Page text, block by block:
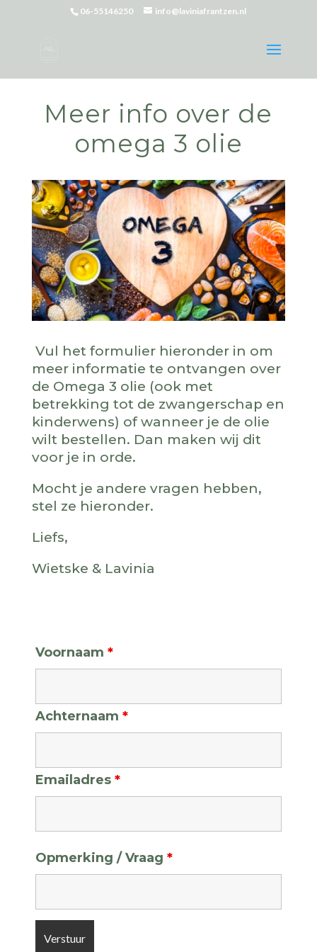
06-55146250 info@laviniafrantzen.nl
Meer info over de
omega 3 olie
Vul het formulier hieronder in om
meer informatie te ontvangen over
de Omega 3 olie (ook met
betrekking tot de zwangerschap en
kinderwens) of wanneer je de olie
wilt bestellen. Dan maken wij dit
voor je in orde.
Mocht je andere vragen hebben,
stel ze hieronder.
Liefs,
Wietske & Lavinia
Voornaam *
Achternaam *
Emailadres *
Opmerking / Vraag *